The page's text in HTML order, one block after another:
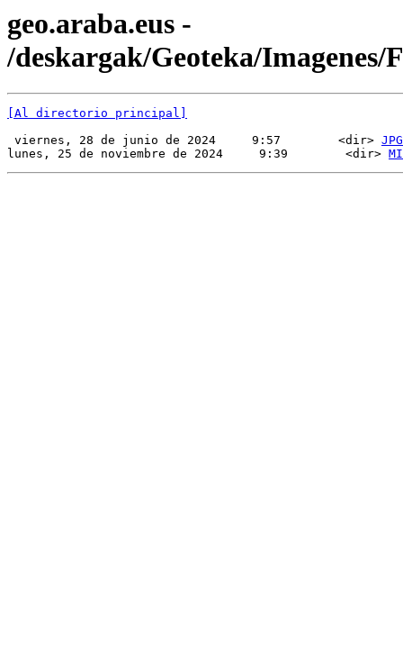
geo.araba.eus -
/deskargak/Geoteka/Imagenes/
[Al directorio principal]
viernes, 28 de junio de 2024     9:57        <dir> JPG
lunes, 25 de noviembre de 2024     9:39        <dir>